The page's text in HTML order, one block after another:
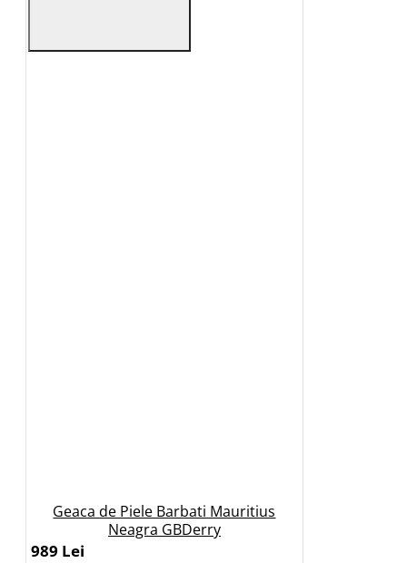
Geaca de Piele Barbati Mauritius
Neagra GBDerry
989 Lei